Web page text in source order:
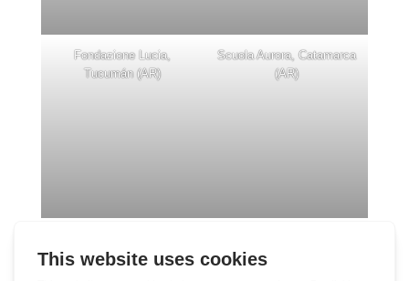
Fondazione Lucia,
Tucumán (AR)
Scuola Aurora, Catamarca
(AR)
Comune, La Plata (AR)